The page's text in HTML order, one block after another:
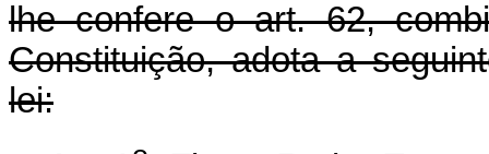
lhe confere o art. 62,
Constituição, adota a
lei: